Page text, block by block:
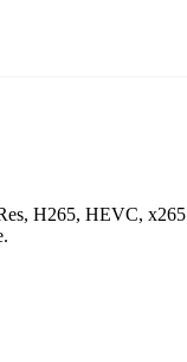
=> __('Home'), 'url'
'/video-
], ])
H265, HEVC,